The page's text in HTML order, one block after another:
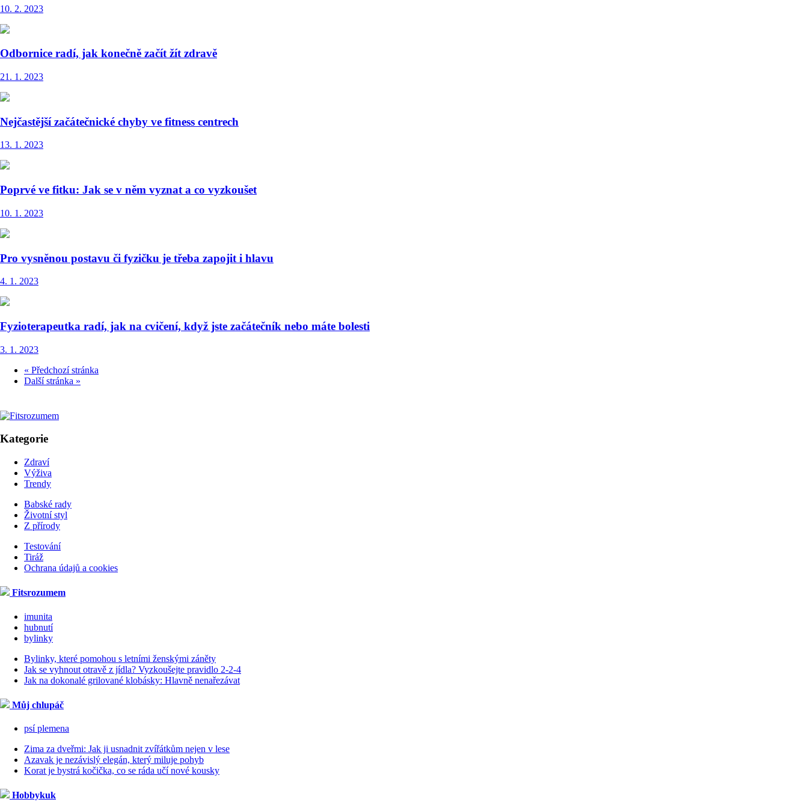
10. 2. 2023
Odbornice radí, jak konečně začít žít zdravě
21. 1. 2023
Nejčastější začátečnické chyby ve fitness centrech
13. 1. 2023
Poprvé ve fitku: Jak se v něm vyznat a co vyzkoušet
10. 1. 2023
Pro vysněnou postavu či fyzičku je třeba zapojit i hlavu
4. 1. 2023
Fyzioterapeutka radí, jak na cvičení, když jste začátečník nebo máte bolesti
3. 1. 2023
« Předchozí stránka
Další stránka »
Kategorie
Zdraví
Výživa
Trendy
Babské rady
Životní styl
Z přírody
Testování
Tiráž
Ochrana údajů a cookies
Fitsrozumem
imunita
hubnutí
bylinky
Bylinky, které pomohou s letními ženskými záněty
Jak se vyhnout otravě z jídla? Vyzkoušejte pravidlo 2-2-4
Jak na dokonalé grilované klobásky: Hlavně nenařezávat
Můj chlupáč
psí plemena
Zima za dveřmi: Jak ji usnadnit zvířátkům nejen v lese
Azavak je nezávislý elegán, který miluje pohyb
Korat je bystrá kočička, co se ráda učí nové kousky
Hobbykuk